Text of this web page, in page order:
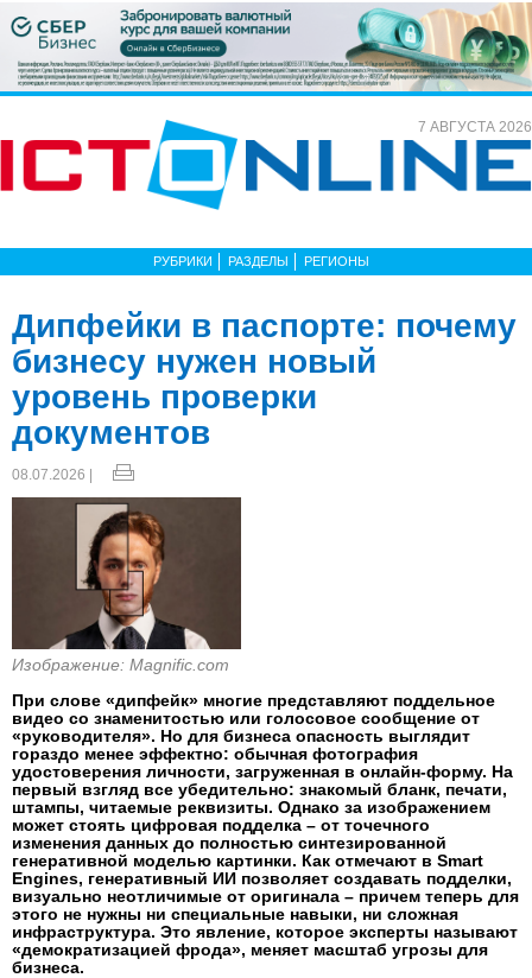
7 АВГУСТА 2026
РУБРИКИ РАЗДЕЛЫ РЕГИОНЫ
Дипфейки в паспорте: почему
бизнесу нужен новый
уровень проверки
документов
08.07.2026 |
Изображение: Magnific.com
При слове «дипфейк» многие представляют поддельное
видео со знаменитостью или голосовое сообщение от
«руководителя». Но для бизнеса опасность выглядит
гораздо менее эффектно: обычная фотография
удостоверения личности, загруженная в онлайн-форму. На
первый взгляд все убедительно: знакомый бланк, печати,
штампы, читаемые реквизиты. Однако за изображением
может стоять цифровая подделка – от точечного
изменения данных до полностью синтезированной
генеративной моделью картинки. Как отмечают в Smart
Engines, генеративный ИИ позволяет создавать подделки,
визуально неотличимые от оригинала – причем теперь для
этого не нужны ни специальные навыки, ни сложная
инфраструктура. Это явление, которое эксперты называют
«демократизацией фрода», меняет масштаб угрозы для
бизнеса.